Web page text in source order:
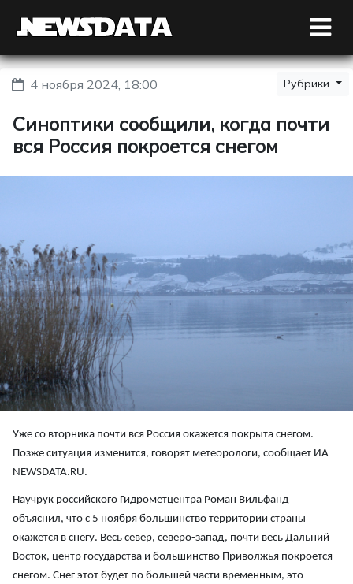
4 ноября 2024, 18:00 Рубрики
Синоптики сообщили, когда почти
вся Россия покроется снегом
Уже со вторника почти вся Россия окажется покрыта снегом.
Позже ситуация изменится, говорят метеорологи, сообщает ИА
NEWSDATA.RU.
Научрук российского Гидрометцентра Роман Вильфанд
объяснил, что с 5 ноября большинство территории страны
окажется в снегу. Весь север, северо-запад, почти весь Дальний
Восток, центр государства и большинство Приволжья покроется
снегом. Снег этот будет по большей части временным, это